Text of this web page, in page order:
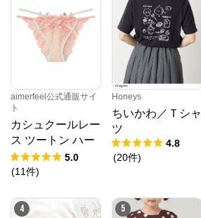
aimerfeel公式通販サイ
ト
カシュクールレー
ス ツートン ハー
フバックショーツ
5.0
(11件)
Honeys
ちいかわ／Ｔシャ
ツ
4.8
(20件)
4 5